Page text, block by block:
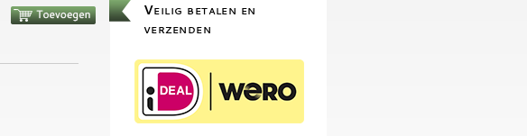
Veilig betalen en
verzenden